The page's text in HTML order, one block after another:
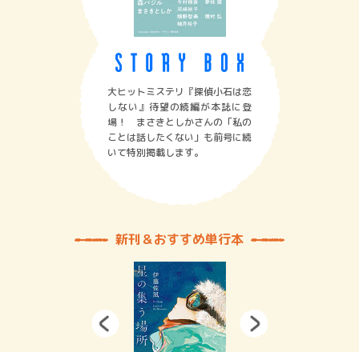
大ヒットミステリ『探偵小石は恋
しない』待望の続編が本誌に登
場！ まさきとしかさんの「私の
ことは話したくない」も前号に続
いて特別掲載します。
新刊＆おすすめ単行本